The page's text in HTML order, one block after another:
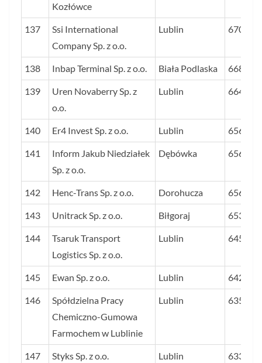
Kozłówce
137
Ssi International
Company Sp. z o.o.
Lublin 670
138 Inbap Terminal Sp. z o.o. Biała Podlaska 668
139
Uren Novaberry Sp. z
o.o.
Lublin 664
140 Er4 Invest Sp. z o.o. Lublin 656
141
Inform Jakub Niedziałek
Sp. z o.o.
Dębówka 656
142 Henc-Trans Sp. z o.o. Dorohucza 656
143 Unitrack Sp. z o.o. Biłgoraj 653
144
Tsaruk Transport
Logistics Sp. z o.o.
Lublin 645
145 Ewan Sp. z o.o. Lublin 642
146
Spółdzielna Pracy
Chemiczno-Gumowa
Farmochem w Lublinie
Lublin 635
147 Styks Sp. z o.o. Lublin 633